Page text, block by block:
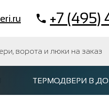
+7 (495)
ворота и люки на заказ
ТЕРМОДВЕРИ В